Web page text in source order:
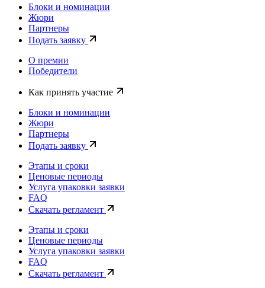
Блоки и номинации
Жюри
Партнеры
Подать заявку
О премии
Победители
Как принять участие
Блоки и номинации
Жюри
Партнеры
Подать заявку
Этапы и сроки
Ценовые периоды
Услуга упаковки заявки
FAQ
Скачать регламент
Этапы и сроки
Ценовые периоды
Услуга упаковки заявки
FAQ
Скачать регламент